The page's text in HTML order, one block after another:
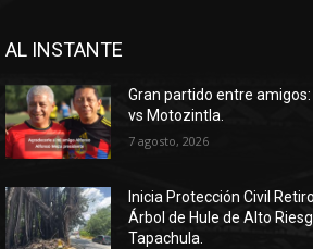
AL INSTANTE
Gran partido entre amigos:
vs Motozintla.
7 agosto, 2026
Inicia Protección Civil
Árbol de Hule de Alto
Tapachula.